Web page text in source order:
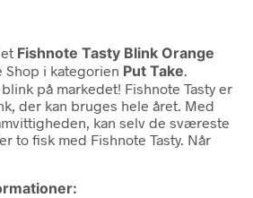
Fishnote Tasty Blink Orange
Shop i kategorien Put Take.
på markedet! Fishnote Tasty er
der kan bruges hele året. Med
kan selv de sværeste
to fisk med Fishnote Tasty. Når